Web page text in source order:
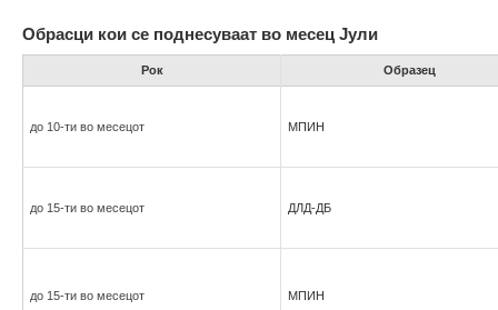
Обрасци кои се поднесуваат во месец Јули
Рок Образец
до 10-ти во месецот МПИН
до 15-ти во месецот ДЛД-ДБ
до 15-ти во месецот МПИН